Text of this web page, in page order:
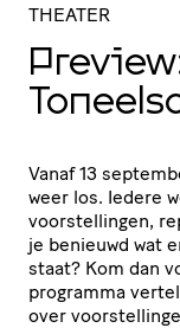
THEATER
Vanaf 13
weer los. Iedere
voorstellingen,
je benieuwd wat
staat? Kom dan
programma
over